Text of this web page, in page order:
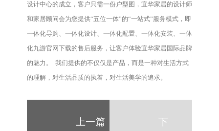
设计中心的成立，客户只需一份户型图，宜华家居的设计师
和家居顾问会为您提供“五位一体”的“一站式”服务模式，即
一体化导购、一体化设计、一体化配置、一体化安装、一体
化九游官网下载的售后服务，让客户体验宜华家居国际品牌
的魅力。 我们提供的不仅仅是产品，而是一种对生活方式
的理解，对生活品质的执着，对生活美学的追求。
上一篇 下